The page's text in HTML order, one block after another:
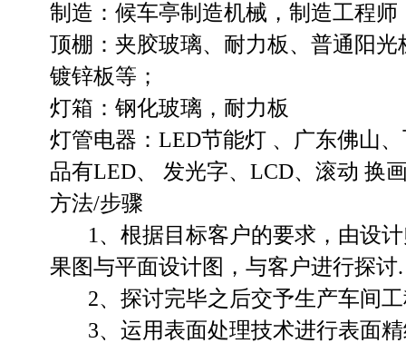
制造：候车亭制造机械，制造工程师
顶棚：夹胶玻璃、耐力板、普通阳
镀锌板等；
灯箱：钢化玻璃，耐力板
灯管电器：LED节能灯 、广东佛山
品有LED、 发光字、LCD、滚动 换
方法/步骤
1、根据目标客户的要求，由设计
果图与平面设计图，与客户进行探
2、探讨完毕之后交予生产车间工
3、运用表面处理技术进行表面精